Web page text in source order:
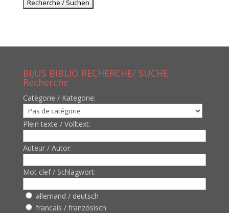
BIJUS BIBLIO RECHERCHE/ SUCHE
Recherche
Catègorie / Kategorie:
Plein texte / Volltext:
Auteur / Autor:
Mot clef / Schlagwort:
allemand / deutsch
francais / französisch